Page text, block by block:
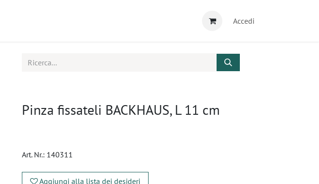
Accedi
Pinza fissateli BACKHAUS, L 11 cm
Art. Nr.: 140311
Aggiungi alla lista dei desideri